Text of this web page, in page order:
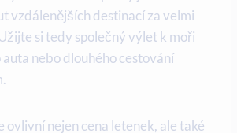
vzdálenějších destinací za velmi
si tedy ‌společný ‍výlet k moři
nebo dlouhého‍ cestování
ovlivní nejen‌ cena letenek, ale také